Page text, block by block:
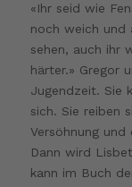
«Ihr seid wie
noch weich und
sehen, auch ihr
härter.» Gregor
Jugendzeit. Sie
sich. Sie reiben
Versöhnung
Dann wird
kann im Buch